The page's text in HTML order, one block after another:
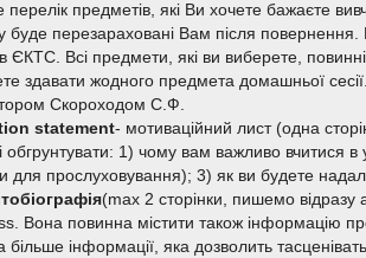
перелік предметів, які Ви хочете бажаєте
буде перезараховані Вам після повернення.
ЄКТС. Всі предмети, які ви виберете,
здавати жодного предмета домашньої
Скороходом С.Ф.
statement- мотиваційний лист (одна
обгрунтувати: 1) чому вам важливо вчитися
для прослуховування); 3) як ви будете
(max 2 сторінки, пишемо
Вона повинна містити також інформацію
більше інформації, яка дозволить